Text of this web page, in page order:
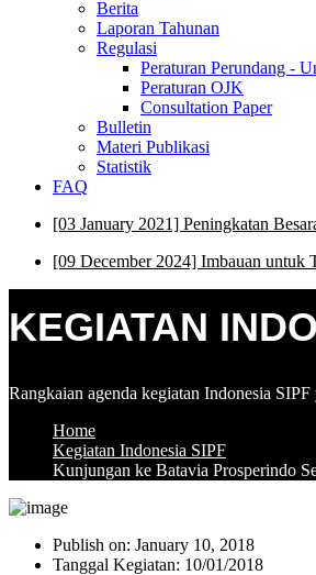
Berita
Laporan Tahunan
Regulasi
Peraturan Perundang -
Peraturan OJK
Consultation Paper
Bulletin
Materi Publikasi
Statistik
FAQ
[03 January 2021] Peningkatan
[09 December 2024] Imbauan untuk
KEGIATAN
Rangkaian agenda kegiatan Indonesia
Home
Kegiatan Indonesia SIPF
Kunjungan ke Batavia Prosperindo
Publish on: January 10, 2018
Tanggal Kegiatan: 10/01/2018